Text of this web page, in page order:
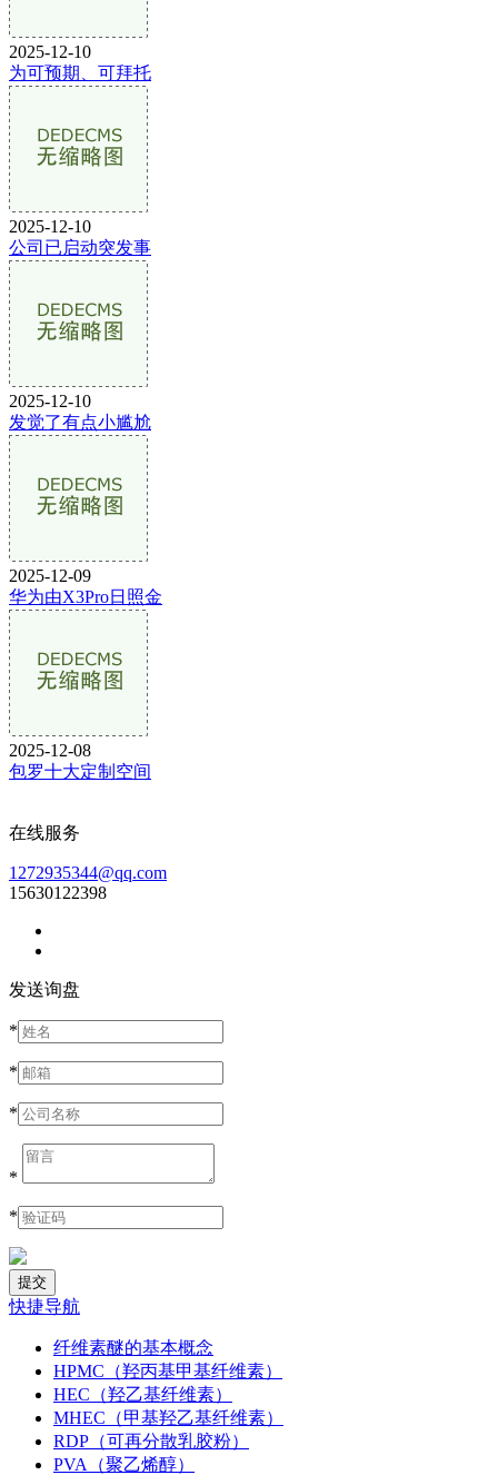
2025-12-10
为可预期、可拜托
2025-12-10
公司已启动突发事
2025-12-10
发觉了有点小尴尬
2025-12-09
华为由X3Pro日照金
2025-12-08
包罗十大定制空间
在线服务
1272935344@qq.com
15630122398
发送询盘
*
*
*
*
*
快捷导航
纤维素醚的基本概念
HPMC（羟丙基甲基纤维素）
HEC（羟乙基纤维素）
MHEC（甲基羟乙基纤维素）
RDP（可再分散乳胶粉）
PVA（聚乙烯醇）